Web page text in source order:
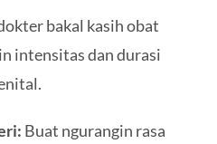
bakal kasih obat
intensitas dan durasi
Buat ngurangin rasa